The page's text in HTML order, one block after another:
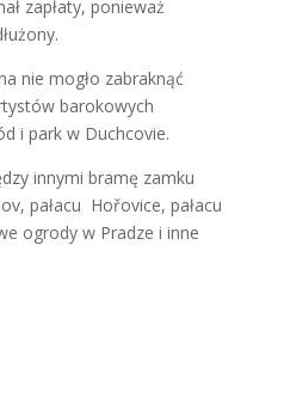
zapłaty, ponieważ
nie mogło zabraknąć
barokowych
i park w Duchcovie.
innymi bramę zamku
pałacu Hořovice, pałacu
ogrody w Pradze i inne